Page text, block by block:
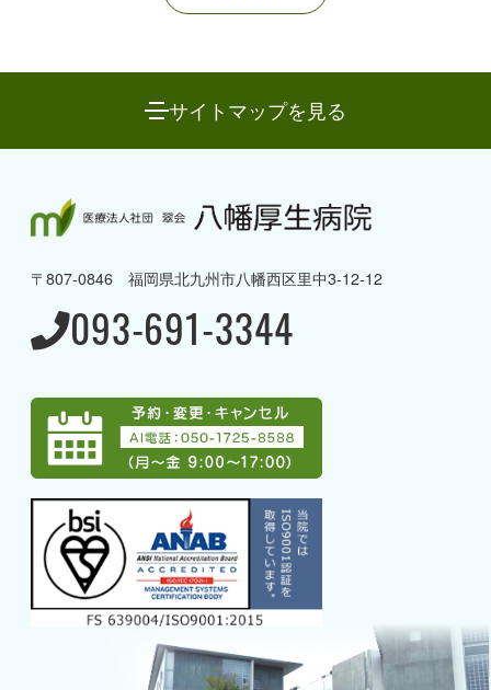
サイトマップを見る
八幡厚生病院について
→ 病棟のご案内
→ 当院で受けることのできる
専門治療
→ アクセス
→ グループ案内
→ 採用情報
→ 募集職種一覧
→ AI電話
〒807-0846 福岡県北九州市八幡西区里中3-12-12
093-691-3344